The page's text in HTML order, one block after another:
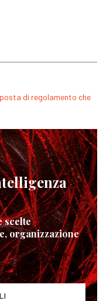
di regolamento che
scelte
organizzazione